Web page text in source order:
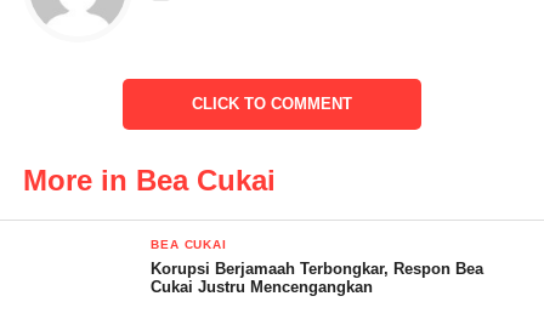
membawa rokok sebanyak 164 karton.
Kecamatan Pulomerak Kota Cilegon, telah dilaksanakan
penyerahan Barang Bukti rokok ilegal dan satu unit mobil jenis
CLICK TO COMMENT
More in Bea Cukai
BEA CUKAI
Korupsi Berjamaah Terbongkar, Respon Bea
Cukai Justru Mencengangkan